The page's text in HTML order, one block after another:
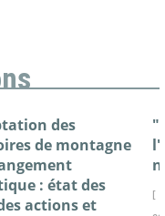
des
de montagne
: état des
actions et
[